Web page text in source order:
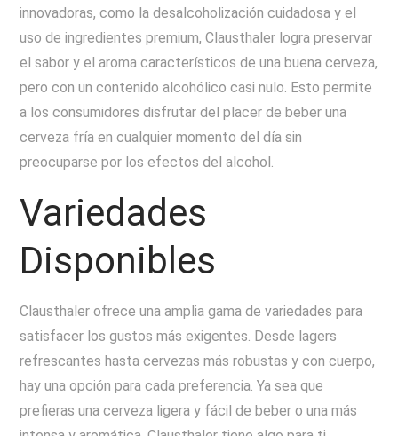
innovadoras, como la desalcoholización cuidadosa y el
uso de ingredientes premium, Clausthaler logra preservar
el sabor y el aroma característicos de una buena cerveza,
pero con un contenido alcohólico casi nulo. Esto permite
a los consumidores disfrutar del placer de beber una
cerveza fría en cualquier momento del día sin
preocuparse por los efectos del alcohol.
Variedades
Disponibles
Clausthaler ofrece una amplia gama de variedades para
satisfacer los gustos más exigentes. Desde lagers
refrescantes hasta cervezas más robustas y con cuerpo,
hay una opción para cada preferencia. Ya sea que
prefieras una cerveza ligera y fácil de beber o una más